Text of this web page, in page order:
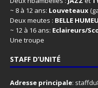
~ 8 à 12 ans: Louveteaux
Deux meutes : BELLE
~ 12 à 16 ans: Eclaireurs/
Une troupe
STAFF D’UNITÉ
Adresse principale: